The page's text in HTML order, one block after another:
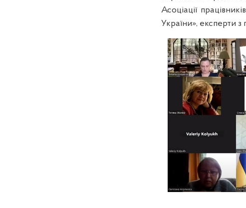
Асоціації
України», експерти з